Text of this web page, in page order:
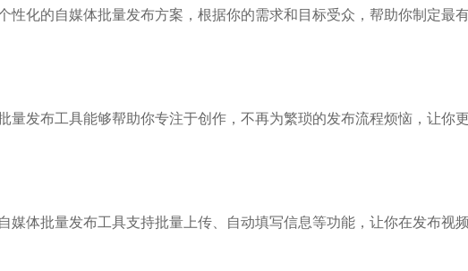
性化的自媒体批量发布方案，根据你的需求和目标受众，帮助你制定最
量发布工具能够帮助你专注于创作，不再为繁琐的发布流程烦恼，让你更
媒体批量发布工具支持批量上传、自动填写信息等功能，让你在发布视频